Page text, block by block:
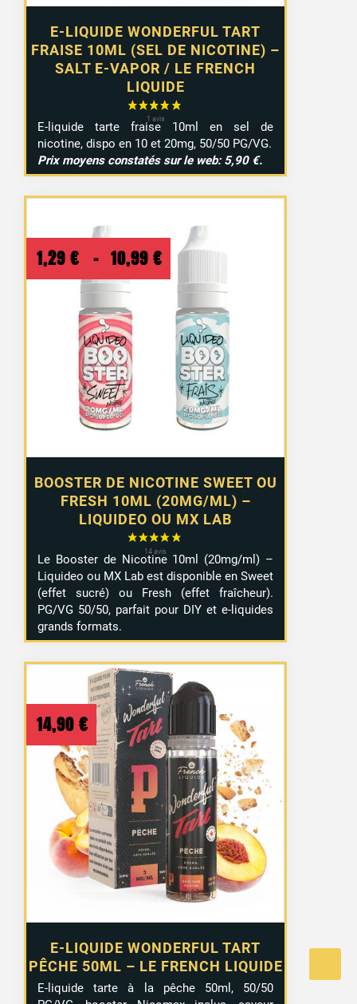
E-LIQUIDE WONDERFUL TART
FRAISE 10ML (SEL DE NICOTINE) –
SALT E-VAPOR / LE FRENCH
LIQUIDE
E-liquide tarte fraise 10ml en sel de
nicotine, dispo en 10 et 20mg, 50/50 PG/VG.
Prix moyens constatés sur le web: 5,90 €.
BOOSTER DE NICOTINE SWEET OU
FRESH 10ML (20MG/ML) –
LIQUIDEO OU MX LAB
1,29 € – 10,99 €
Plage
de
prix :
1,29 €
10,99 €
Le Booster de Nicotine 10ml (20mg/ml) –
Liquideo ou MX Lab est disponible en Sweet
(effet sucré) ou Fresh (effet fraîcheur).
PG/VG 50/50, parfait pour DIY et e-liquides
grands formats.
E-LIQUIDE WONDERFUL TART
PÊCHE 50ML – LE FRENCH LIQUIDE
14,90 €
E-liquide tarte à la pêche 50ml, 50/50